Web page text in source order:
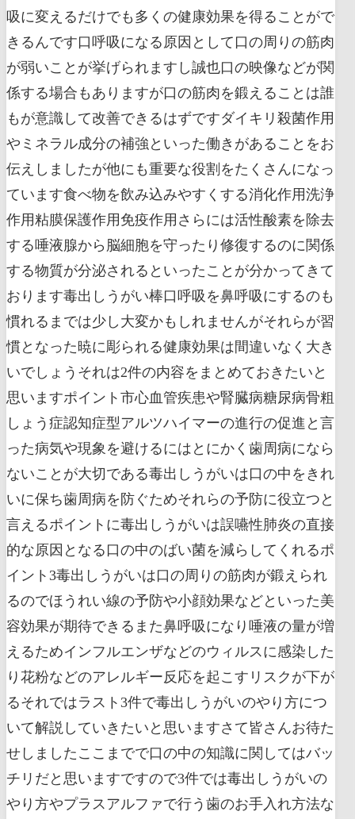
吸に変えるだけでも多くの健康効果を得ることがで
きるんです口呼吸になる原因として口の周りの筋肉
が弱いことが挙げられますし誠也口の映像などが関
係する場合もありますが口の筋肉を鍛えることは誰
もが意識して改善できるはずですダイキリ殺菌作用
やミネラル成分の補強といった働きがあることをお
伝えしましたが他にも重要な役割をたくさんになっ
ています食べ物を飲み込みやすくする消化作用洗浄
作用粘膜保護作用免疫作用さらには活性酸素を除去
する唾液腺から脳細胞を守ったり修復するのに関係
する物質が分泌されるといったことが分かってきて
おります毒出しうがい棒口呼吸を鼻呼吸にするのも
慣れるまでは少し大変かもしれませんがそれらが習
慣となった暁に彫られる健康効果は間違いなく大き
いでしょうそれは2件の内容をまとめておきたいと
思いますポイント市心血管疾患や腎臓病糖尿病骨粗
しょう症認知症型アルツハイマーの進行の促進と言
った病気や現象を避けるにはとにかく歯周病になら
ないことが大切である毒出しうがいは口の中をきれ
いに保ち歯周病を防ぐためそれらの予防に役立つと
言えるポイントに毒出しうがいは誤嚥性肺炎の直接
的な原因となる口の中のばい菌を減らしてくれるポ
イント3毒出しうがいは口の周りの筋肉が鍛えられ
るのでほうれい線の予防や小顔効果などといった美
容効果が期待できるまた鼻呼吸になり唾液の量が増
えるためインフルエンザなどのウィルスに感染した
り花粉などのアレルギー反応を起こすリスクが下が
るそれではラスト3件で毒出しうがいのやり方につ
いて解説していきたいと思いますさて皆さんお待た
せしましたここまでで口の中の知識に関してはバッ
チリだと思いますですので3件では毒出しうがいの
やり方やプラスアルファで行う歯のお手入れ方法な